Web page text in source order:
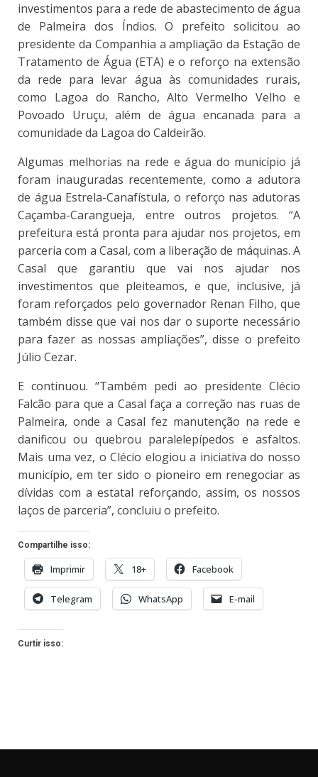
investimentos para a rede de abastecimento de água
de Palmeira dos Índios. O prefeito solicitou ao
presidente da Companhia a ampliação da Estação de
Tratamento de Água (ETA) e o reforço na extensão
da rede para levar água às comunidades rurais,
como Lagoa do Rancho, Alto Vermelho Velho e
Povoado Uruçu, além de água encanada para a
comunidade da Lagoa do Caldeirão.
Algumas melhorias na rede e água do município já
foram inauguradas recentemente, como a adutora
de água Estrela-Canafístula, o reforço nas adutoras
Caçamba-Carangueja, entre outros projetos. “A
prefeitura está pronta para ajudar nos projetos, em
parceria com a Casal, com a liberação de máquinas. A
Casal que garantiu que vai nos ajudar nos
investimentos que pleiteamos, e que, inclusive, já
foram reforçados pelo governador Renan Filho, que
também disse que vai nos dar o suporte necessário
para fazer as nossas ampliações”, disse o prefeito
Júlio Cezar.
E continuou. “Também pedi ao presidente Clécio
Falcão para que a Casal faça a correção nas ruas de
Palmeira, onde a Casal fez manutenção na rede e
danificou ou quebrou paralelepípedos e asfaltos.
Mais uma vez, o Clécio elogiou a iniciativa do nosso
município, em ter sido o pioneiro em renegociar as
dívidas com a estatal reforçando, assim, os nossos
laços de parceria”, concluiu o prefeito.
Compartilhe isso:
Imprimir 18+ Facebook
Telegram WhatsApp E-mail
Curtir isso: